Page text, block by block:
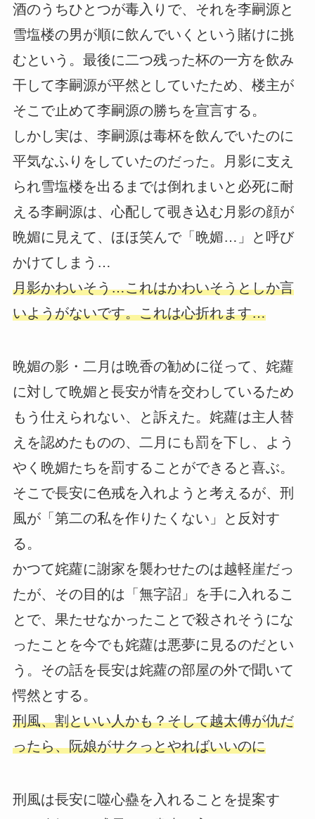
酒のうちひとつが毒入りで、それを李嗣源と
雪塩楼の男が順に飲んでいくという賭けに挑
むという。最後に二つ残った杯の一方を飲み
干して李嗣源が平然としていたため、楼主が
そこで止めて李嗣源の勝ちを宣言する。
しかし実は、李嗣源は毒杯を飲んでいたのに
平気なふりをしていたのだった。月影に支え
られ雪塩楼を出るまでは倒れまいと必死に耐
える李嗣源は、心配して覗き込む月影の顔が
晩媚に見えて、ほほ笑んで「晩媚…」と呼び
かけてしまう…
月影かわいそう…これはかわいそうとしか言
いようがないです。これは心折れます…
晩媚の影・二月は晩香の勧めに従って、姹蘿
に対して晩媚と長安が情を交わしているため
もう仕えられない、と訴えた。姹蘿は主人替
えを認めたものの、二月にも罰を下し、よう
やく晩媚たちを罰することができると喜ぶ。
そこで長安に色戒を入れようと考えるが、刑
風が「第二の私を作りたくない」と反対す
る。
かつて姹蘿に謝家を襲わせたのは越軽崖だっ
たが、その目的は「無字詔」を手に入れるこ
とで、果たせなかったことで殺されそうにな
ったことを今でも姹蘿は悪夢に見るのだとい
う。その話を長安は姹蘿の部屋の外で聞いて
愕然とする。
刑風、割といい人かも？そして越太傅が仇だ
ったら、阮娘がサクっとやればいいのに
刑風は長安に噬心蠱を入れることを提案す